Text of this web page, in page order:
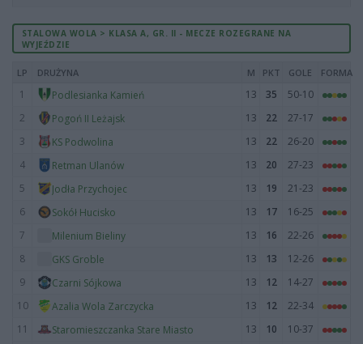
STALOWA WOLA > KLASA A, GR. II - MECZE ROZEGRANE NA
WYJEŹDZIE
LP DRUŻYNA M PKT GOLE FORMA
1 Podlesianka Kamień 13 35
50-10
2
Pogoń II Leżajsk 13 22
27-17
3
KS Podwolina 13 22
26-20
4
Retman Ulanów 13 20
27-23
5
Jodła Przychojec 13 19
21-23
6
Sokół Hucisko 13 17
16-25
7
Milenium Bieliny 13 16
22-26
8
GKS Groble 13 13
12-26
9
Czarni Sójkowa 13 12
14-27
10
Azalia Wola Zarczycka 13 12
22-34
11
Staromieszczanka Stare Miasto 13 10
10-37